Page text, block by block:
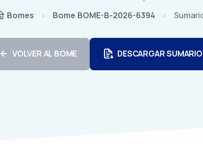
Bomes Bome BOME-B-2026-6394
VOLVER AL BOME DESCARGAR SUMARIO